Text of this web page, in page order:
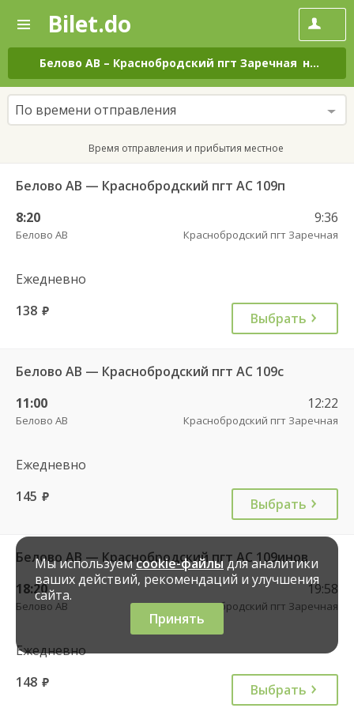
—
Поиск
и
покупка
билетов
на
автобус
онлайн
Bilet.do
Белово АВ – Краснобродский пгт Заречная на все дни
По времени отправления
Время отправления и прибытия местное
Белово АВ — Краснобродский пгт АС 109п
8:20
Белово АВ
9:36
Краснобродский пгт Заречная
Ежедневно
138 руб. Выбрать
Белово АВ — Краснобродский пгт АС 109с
11:00
Белово АВ
12:22
Краснобродский пгт Заречная
Ежедневно
145 руб. Выбрать
Белово АВ — Краснобродский пгт АС 109инов
18:20
Белово АВ
19:58
Краснобродский пгт Заречная
Ежедневно
148 руб. Выбрать
Мы используемcookie-файлы для аналитики
ваших действий, рекомендаций и улучшения
сайта.
Принять